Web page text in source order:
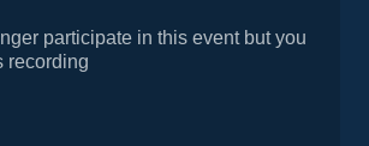
participate in this event but you
recording